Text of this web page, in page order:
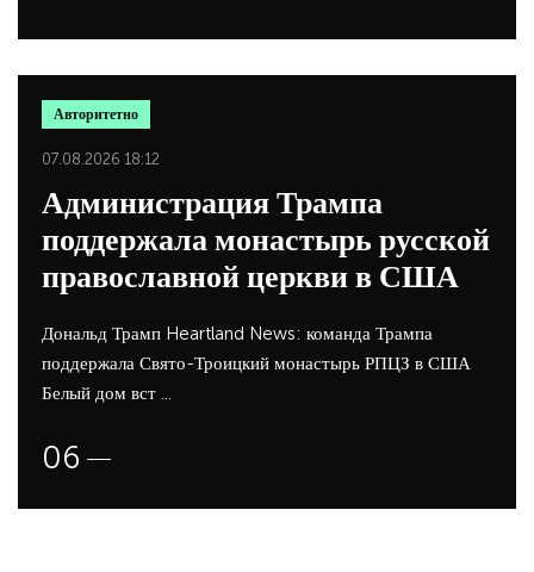
Авторитетно
07.08.2026 18:12
Администрация Трампа
поддержала монастырь русской
православной церкви в США
Дональд Трамп Heartland News: команда Трампа
поддержала Свято-Троицкий монастырь РПЦЗ в США
Белый дом вст ...